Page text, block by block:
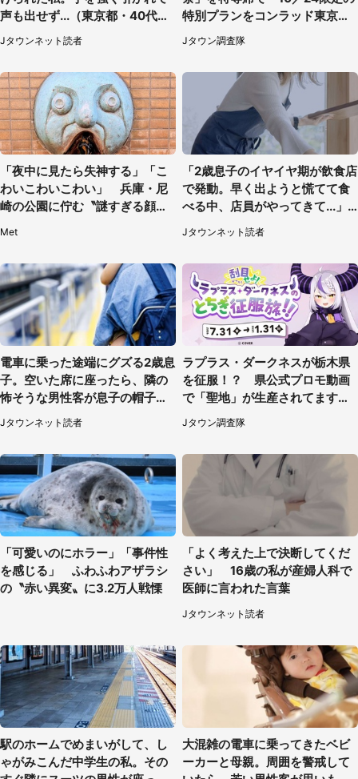
声も出せず...（東京都・40代女
Jタウンネット読者
特別プランをコンラッド東京が
販売【8／3～10／16】
Jタウン調査隊
「夜中に見たら失神する」「こ
わいこわいこわい」 兵庫・尼
崎の公園に佇む〝謎すぎる顔〟
Met
「2歳息子のイヤイヤ期が飲食店
で発動。早く出ようと慌てて食
べる中、店員がやってきて...」
（岡山県・40代女性）
Jタウンネット読者
電車に乗った途端にグズる2歳息
子。空いた席に座ったら、隣の
怖そうな男性客が息子の帽子に
手を伸ばし（千葉県・40代女
性）
Jタウンネット読者
ラプラス・ダークネスが栃木県
を征服！？ 県公式プロモ動画
で「聖地」が生産されてます【7
／31～1／31】
Jタウン調査隊
「可愛いのにホラー」「事件性
を感じる」 ふわふわアザラシ
の〝赤い異変〟に3.2万人戦慄
「よく考えた上で決断してくだ
さい」 16歳の私が産婦人科で
医師に言われた言葉
Jタウンネット読者
駅のホームでめまいがして、し
ゃがみこんだ中学生の私。その
大混雑の電車に乗ってきたベビ
ーカーと母親。周囲を警戒して